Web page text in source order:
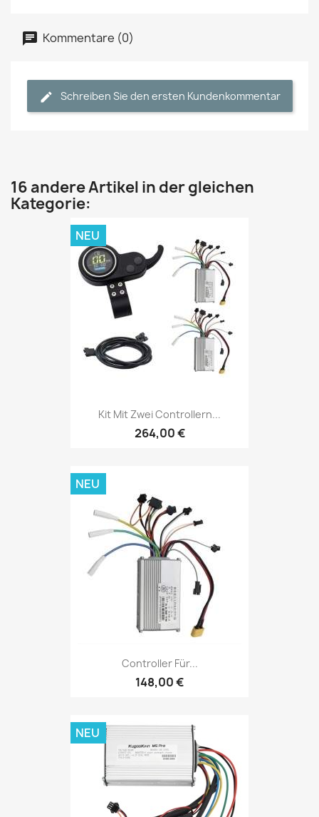
Kommentare (0)
Schreiben Sie den ersten Kundenkommentar
16 andere Artikel in der gleichen
Kategorie:
Kit Mit Zwei Controllern...
264,00 €
NEU
Controller Für...
148,00 €
NEU
NEU